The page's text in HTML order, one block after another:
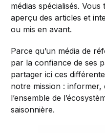
médias spécialisés.
aperçu des articles et
ou mis en avant.
Parce qu’un média de
par la confiance de ses
partager ici ces
notre mission :
l’ensemble de
saisonnière.